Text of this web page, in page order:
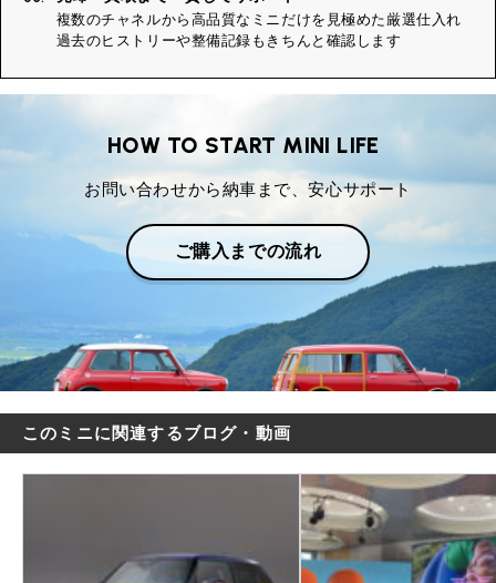
複数のチャネルから高品質なミニだけを見極めた厳選仕入れ
過去のヒストリーや整備記録もきちんと確認します
HOW TO START MINI LIFE
お問い合わせから納車まで、安心サポート
ご購入までの流れ
このミニに関連するブログ・動画